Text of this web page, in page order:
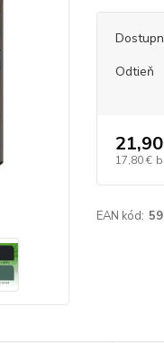
Odtieň
17,80 €
EAN kód: